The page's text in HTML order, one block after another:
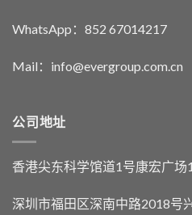
WhatsApp：852 67014217
Mail：info@evergroup.com.cn
公司地址
香港尖东科学馆道1号康宏广场
深圳市福田区深南中路2018号